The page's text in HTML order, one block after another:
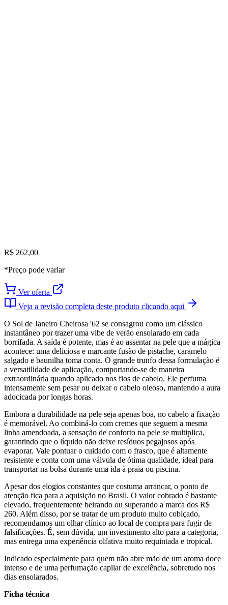
R$ 262,00
*Preço pode variar
Ver oferta
Veja a revisão completa deste produto clicando aqui
O Sol de Janeiro Cheirosa '62 se consagrou como um clássico
instantâneo por trazer uma vibe de verão ensolarado em cada
borrifada. A saída é potente, mas é ao assentar na pele que a mágica
acontece: uma deliciosa e marcante fusão de pistache, caramelo
salgado e baunilha toma conta. O grande trunfo dessa formulação é
a versatilidade de aplicação, comportando-se de maneira
extraordinária quando aplicado nos fios de cabelo. Ele perfuma
intensamente sem pesar ou deixar o cabelo oleoso, mantendo a aura
adocicada por longas horas.
Embora a durabilidade na pele seja apenas boa, no cabelo a fixação
é memorável. Ao combiná-lo com cremes que seguem a mesma
linha amendoada, a sensação de conforto na pele se multiplica,
garantindo que o líquido não deixe resíduos pegajosos após
evaporar. Vale pontuar o cuidado com o frasco, que é altamente
resistente e conta com uma válvula de ótima qualidade, ideal para
transportar na bolsa durante uma ida à praia ou piscina.
Apesar dos elogios constantes que costuma arrancar, o ponto de
atenção fica para a aquisição no Brasil. O valor cobrado é bastante
elevado, frequentemente beirando ou superando a marca dos R$
260. Além disso, por se tratar de um produto muito cobiçado,
recomendamos um olhar clínico ao local de compra para fugir de
falsificações. É, sem dúvida, um investimento alto para a categoria,
mas entrega uma experiência olfativa muito requintada e tropical.
Indicado especialmente para quem não abre mão de um aroma doce
intenso e de uma perfumação capilar de excelência, sobretudo nos
dias ensolarados.
Ficha técnica